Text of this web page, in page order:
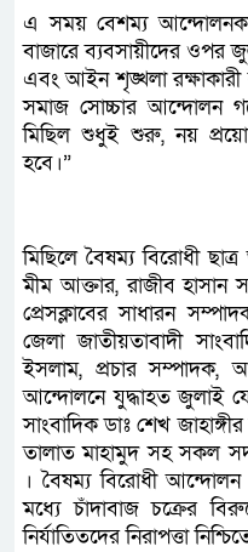
এ সময় বেশম্য
বাজারে ব্যবসায়ীদের ওপর
এবং আইন শৃঙ্খলা রক্ষাকারী
সমাজ সোচ্চার
মিছিল শুধুই শুরু, নয়
হবে।”
মিছিলে বৈষম্য বিরোধী
মীম আক্তার, রাজীব হাসান
প্রেসক্লাবের সাধারন
জেলা জাতীয়তাবাদী
ইসলাম, প্রচার সম্পাদক,
আন্দোলনে যুদ্ধাহত জুলাই
সাংবাদিক ডাঃ শেখ
তালাত মাহামুদ সহ সকল
। বৈষম্য বিরোধী আন্দোলন
মধ্যে চাঁদাবাজ চক্রের
নির্যাতিতদের নিরাপত্তা